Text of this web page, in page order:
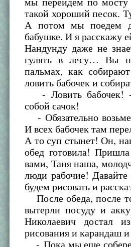
такой хороший песок.
А потом мы поедем
бабушке. И я расскажу
Нандунду даже не
гулять в лесу… Вы
пальмах, как
ловить бабочек и
- Ловить бабочек!
собой сачок!
- Обязательно
И всех бабочек там
А то суп стынет! Он,
обед готовила!
вами, Таня наша,
люди рабочие!
будем рисовать и
После обеда, после
вытерли посуду и
Николаевич достал
рисования и карандаш
- Пока мы еще